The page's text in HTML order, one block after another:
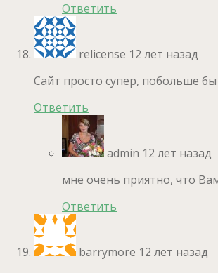
Ответить
relicense 12 лет назад
Сайт просто супер, побольше
Ответить
admin 12 лет назад
мне очень приятно, что
Ответить
barrymore 12 лет назад